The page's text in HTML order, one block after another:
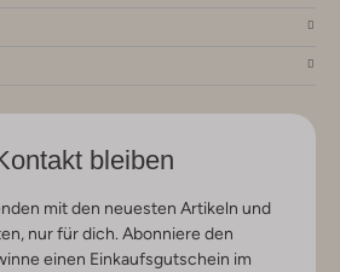
bleiben
mit den neuesten Artikeln und
nur für dich. Abonniere den
einen Einkaufsgutschein im